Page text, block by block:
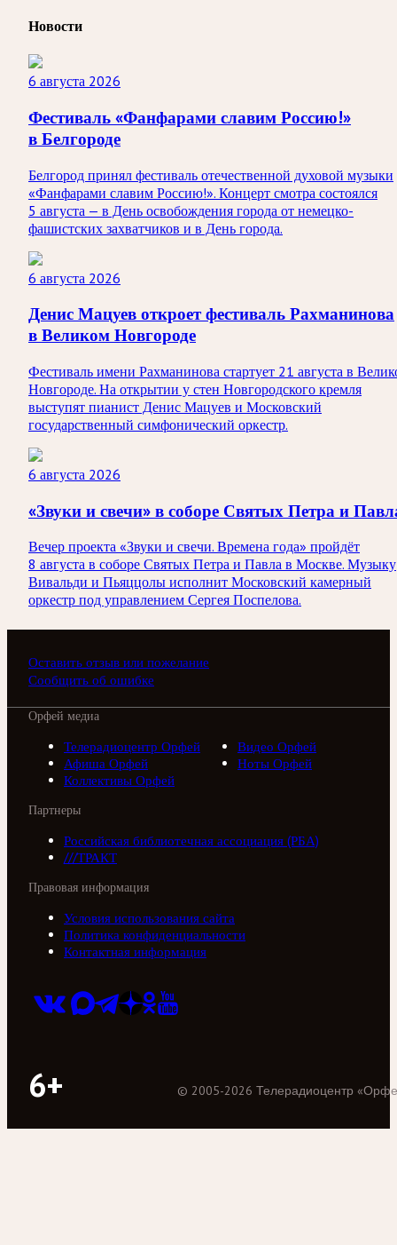
Новости
6 августа 2026
Фестиваль «Фанфарами славим Россию!»
в Белгороде
Белгород принял фестиваль отечественной духовой музыки
«Фанфарами славим Россию!». Концерт смотра состоялся
5 августа — в День освобождения города от немецко-
фашистских захватчиков и в День города.
6 августа 2026
Денис Мацуев откроет фестиваль Рахманинова
в Великом Новгороде
Фестиваль имени Рахманинова стартует 21 августа в
Новгороде. На открытии у стен Новгородского кремля
выступят пианист Денис Мацуев и Московский
государственный симфонический оркестр.
6 августа 2026
«Звуки и свечи» в соборе Святых Петра и
Вечер проекта «Звуки и свечи. Времена года» пройдёт
8 августа в соборе Святых Петра и Павла в Москве. Музыку
Вивальди и Пьяццолы исполнит Московский камерный
оркестр под управлением Сергея Поспелова.
Оставить отзыв или пожелание
Сообщить об ошибке
Орфей медиа
Телерадиоцентр Орфей
Видео Орфей
Афиша Орфей
Ноты Орфей
Коллективы Орфей
Партнеры
Российская библиотечная ассоциация (РБА)
///ТРАКТ
Правовая информация
Условия использования сайта
Политика конфиденциальности
Контактная информация
6+ © 2005-2026 Телерадиоцентр